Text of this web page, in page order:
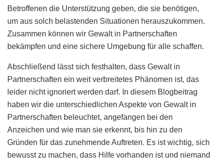
Betroffenen die Unterstützung geben, die sie benötigen,
um aus solch belastenden Situationen herauszukommen.
Zusammen können wir Gewalt in Partnerschaften
bekämpfen und eine sichere Umgebung für alle schaffen.
Abschließend lässt sich festhalten, dass Gewalt in
Partnerschaften ein weit verbreitetes Phänomen ist, das
leider nicht ignoriert werden darf. In diesem Blogbeitrag
haben wir die unterschiedlichen Aspekte von Gewalt in
Partnerschaften beleuchtet, angefangen bei den
Anzeichen und wie man sie erkennt, bis hin zu den
Gründen für das zunehmende Auftreten. Es ist wichtig, sich
bewusst zu machen, dass Hilfe vorhanden ist und niemand